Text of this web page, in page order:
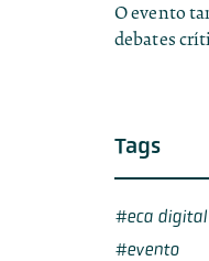
O evento
debates
Tags
eca digital
evento